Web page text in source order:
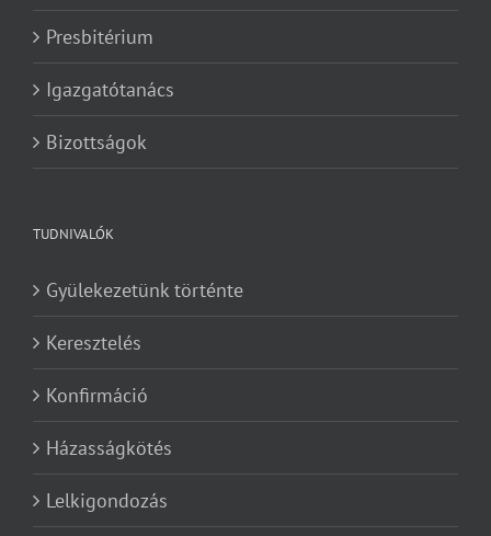
Presbitérium
Igazgatótanács
Bizottságok
TUDNIVALÓK
Gyülekezetünk történte
Keresztelés
Konfirmáció
Házasságkötés
Lelkigondozás